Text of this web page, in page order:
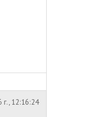
г., 12:16:24